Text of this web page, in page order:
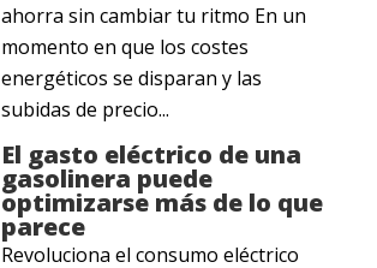
ahorra sin cambiar tu ritmo En un
momento en que los costes
energéticos se disparan y las
subidas de precio...
El gasto eléctrico de una
gasolinera puede
optimizarse más de lo que
parece
Revoluciona el consumo eléctrico